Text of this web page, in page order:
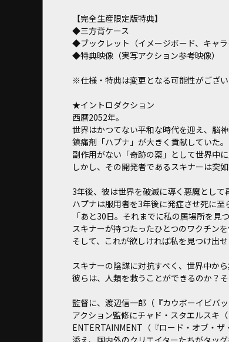
【完全生産限定版特典】
◆三方背ケース
◆ブックレット（イメージボード、キャラ
◆特典映像（実写アクション参考映像）
※仕様・特典は変更となる可能性がござい
★イントロダクション
西暦2052年。
世界はかつてない平和な時代を迎え、脳
鎮痛剤「ハプナ」が大きく貢献していた。
副作用がない「奇跡の薬」として世界中
しかし、その開発者であるスキナーは突
――3年後、彼は世界を破滅に導く悪魔として
ハプナは服用者を3年後に発症させ死に至
「あと30日。それまでに私の居場所を見
スキナーが持つたったひとつのワクチン
そして、これが欲しければ私を見つけ出せ
スキナーの陰謀に対抗すべく、世界中か
彼らは、人類を救うことができるのか？そ
監督に、渡辺信一郎（『カウボーイビバ
アクション監修にチャド・スタエルスキ
ENTERTAINMENT（『ロード・オブ・
添え、国内外のクリエイターたちがタッ